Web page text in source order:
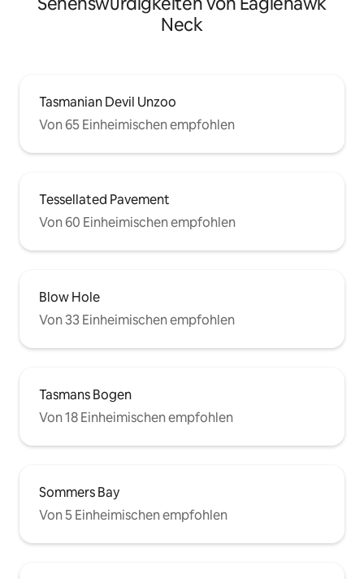
Neck
Tasmanian Devil Unzoo
Von 65 Einheimischen empfohlen
Tessellated Pavement
Von 60 Einheimischen empfohlen
Blow Hole
Von 33 Einheimischen empfohlen
Tasmans Bogen
Von 18 Einheimischen empfohlen
Sommers Bay
Von 5 Einheimischen empfohlen